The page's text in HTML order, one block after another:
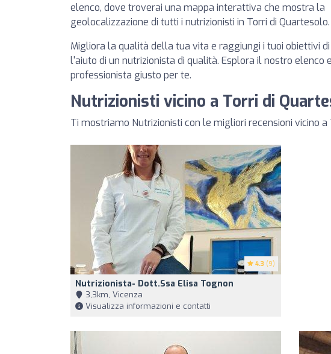
elenco, dove troverai una mappa interattiva che mostra la
geolocalizzazione di tutti i nutrizionisti in Torri di Quartesolo.
Migliora la qualità della tua vita e raggiungi i tuoi obiettivi
l'aiuto di un nutrizionista di qualità. Esplora il nostro elenco
professionista giusto per te.
Nutrizionisti vicino a Torri di
Ti mostriamo Nutrizionisti con le migliori recensioni vicino
4.3 (9)
Nutrizionista- Dott.ssa Elisa Tognon
3,3km, Vicenza
Visualizza informazioni e contatti